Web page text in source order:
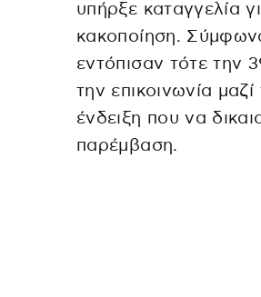
υπήρξε καταγγελία
κακοποίηση.
εντόπισαν τότε την
την επικοινωνία
ένδειξη που να
παρέμβαση.